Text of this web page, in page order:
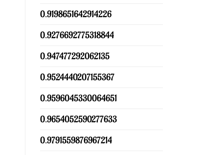
0.9198651642914226
0.9276692775318844
0.947477292062135
0.9524440207155367
0.9596045330064651
0.9654052590277633
0.9791559876967214